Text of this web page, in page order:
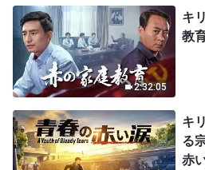
2:32:05
キ
教
キ
る
赤